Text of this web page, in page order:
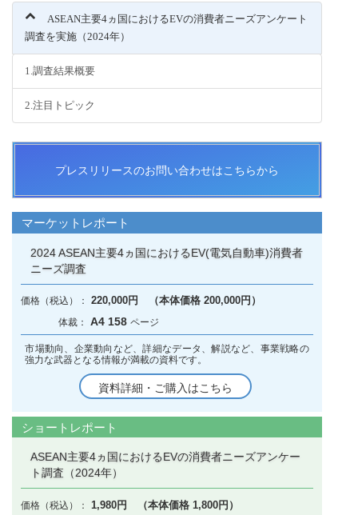
ASEAN主要4ヵ国におけるEVの消費者ニーズアンケート
調査を実施（2024年）
1.調査結果概要
2.注目トピック
プレスリリースのお問い合わせはこちらから
マーケットレポート
2024 ASEAN主要4ヵ国におけるEV(電気自動車)消費者
ニーズ調査
220,000円 （本体価格 200,000円）
A4 158
市場動向、企業動向など、詳細なデータ、解説など、事業戦略の
強力な武器となる情報が満載の資料です。
資料詳細・ご購入はこちら
ショートレポート
ASEAN主要4ヵ国におけるEVの消費者ニーズアンケー
ト調査（2024年）
1,980円 （本体価格 1,800円）